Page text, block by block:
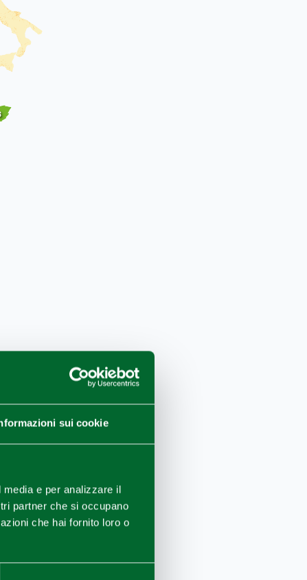
sui cookie
e per analizzare il
partner che si occupano
che hai fornito loro o
Terzi
Parmense
Rossi